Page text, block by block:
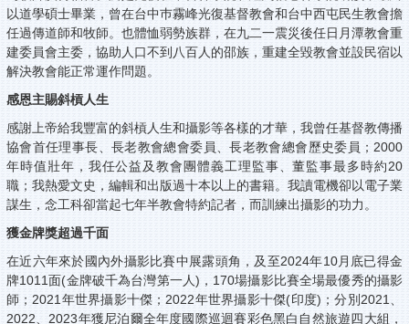
以道學碩士畢業，曾在台中巿霧峰光復基督教會和台中西屯民生教會擔
任過傳道師和牧師。也體恤弱勢族群，在九二一震災後任日月潭教會重
建委員會主委，協助人口不到八百人的邵族，重建全毀教會並設民宿以
解決教會能正常運作問題。
感恩主賜斜槓人生
感謝上帝給我豐富的斜槓人生和攝影等各樣的才華，我曾任基督教傳播
協會首任理事長、長老教會總會委員、長老教會總會歷史委員；2000
年時值壯年，我任公益及教會團體義工理監事、董監事最多時約20
職；我熱愛文史，編輯和出版過十本以上的書籍。我讀電機卻以電子業
謀生，念工科卻當起七年半教會特約記者，而訓練出攝影的功力。
獲金牌獎超過千面
在近六年來於國內外攝影比賽中展露頭角，及至2024年10月底已得金
牌1011面(金牌破千為台灣第一人)，170場攝影比賽全場最優秀的攝影
師；2021年世界攝影十傑；2022年世界攝影十傑(印度)；分別2021、
2022、2023年獲尼泊爾全年度國際巡迴賽彩色黑白自然旅遊四大組，